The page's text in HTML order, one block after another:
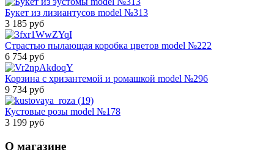
Букет из лизиантусов model №313
3 185 руб
Страстью пылающая коробка цветов model №222
6 754 руб
Корзина с хризантемой и ромашкой model №296
9 734 руб
Кустовые розы model №178
3 199 руб
О магазине